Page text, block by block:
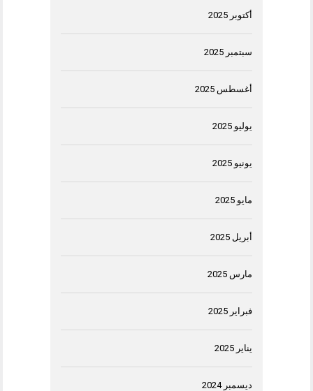
أكتوبر 2025
سبتمبر 2025
أغسطس 2025
يوليو 2025
يونيو 2025
مايو 2025
أبريل 2025
مارس 2025
فبراير 2025
يناير 2025
ديسمبر 2024